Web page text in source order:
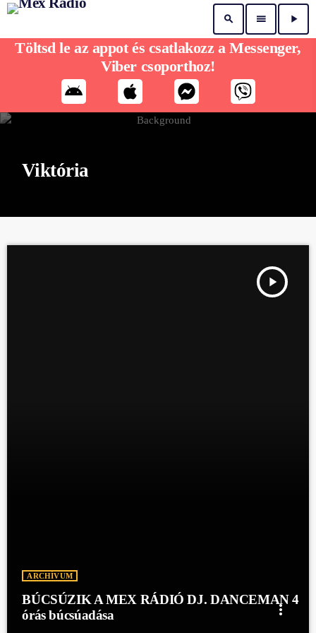
search menu play_arrow
Viktória
BÚCSÚZIK A MEX RÁDIÓ DJ. DANCEMAN 4 ÓRÁS
play_arrow
ARCHÍVUM
BÚCSÚZIK A MEX RÁDIÓ DJ. DANCEMAN 4
órás búcsúadása
more_vert
Töltsd le az appot és csatlakozz a Messenger,
Viber csoporthoz!